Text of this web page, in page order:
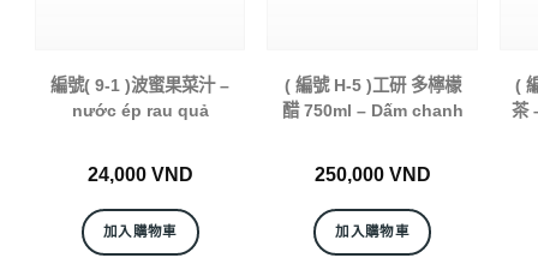
編號( 9-1 )波蜜果菜汁 –
nước ép rau quả
24,000 VND
加入購物車
( 編號 H-5 )工研 多檸檬
醋 750ml – Dấm chanh
250,000 VND
加入購物車
(
茶